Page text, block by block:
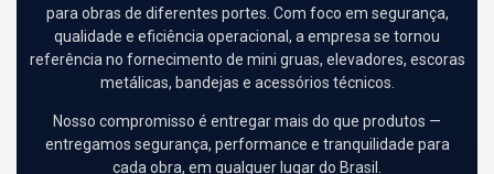
para obras de diferentes portes. Com foco em segurança,
qualidade e eficiência operacional, a empresa se tornou
referência no fornecimento de mini gruas, elevadores, escoras
metálicas, bandejas e acessórios técnicos.
Nosso compromisso é entregar mais do que produtos —
entregamos segurança, performance e tranquilidade para
cada obra, em qualquer lugar do Brasil.